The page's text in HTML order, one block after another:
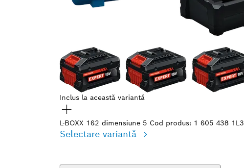
Inclus la această variantă
L-BOXX 162 dimensiune 5 Cod produs: 1 605 438 1L3
Selectare variantă